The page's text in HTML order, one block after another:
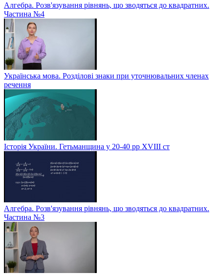
Алгебра. Розв'язування рівнянь, що зводяться до квадратних.
Частина №4
Українська мова. Розділові знаки при уточнювальних членах
речення
Історія України. Гетьманщина у 20-40 рр ХVIIІ ст
Алгебра. Розв'язування рівнянь, що зводяться до квадратних.
Частина №3